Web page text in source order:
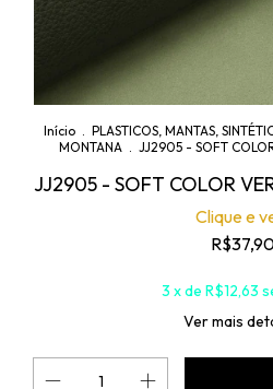
Início . PLASTICOS, MANTAS,
MONTANA . JJ2905 - SOFT
JJ2905 - SOFT COLOR
Clique e
3 x de R$12,63
Ver mais